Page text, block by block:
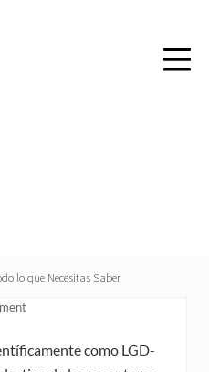
lo que Necesitas Saber
como LGD-